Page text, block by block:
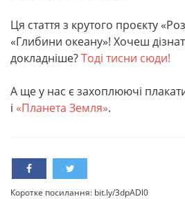
Ця стаття з крутого проєкту
«Глибини океану»! Хочеш
докладніше?Тоді тисни сюди!
А ще у нас є захоплюючі
і «Планета Земля».
Коротке посилання: bit.ly/3dpADl0